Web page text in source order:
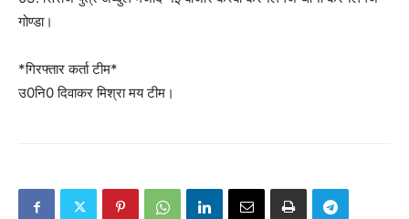
गोण्डा।
*गिरफ्तार कर्ता टीम*
उ0नि0 दिवाकर मिश्रा मय टीम।